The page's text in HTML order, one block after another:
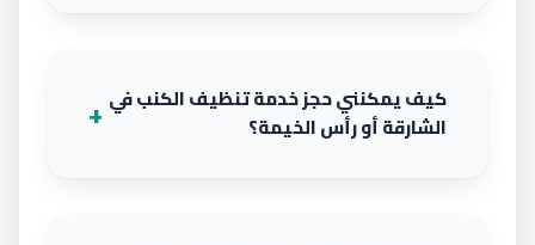
كيف يمكنني حجز خدمة تنظيف الكنب في
الشارقة أو رأس الخيمة؟